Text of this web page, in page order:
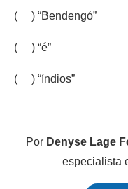
( ) “Bendengó”
( ) “é”
( ) “índios”
Por Denyse Lage
especialista